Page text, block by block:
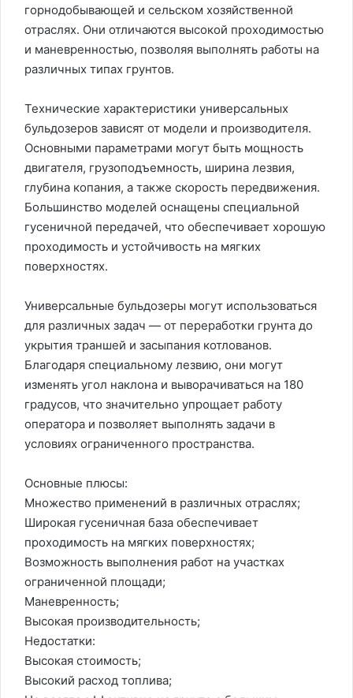
горнодобывающей и сельском хозяйственной
отраслях. Они отличаются высокой проходимостью
и маневренностью, позволяя выполнять работы на
различных типах грунтов.
Технические характеристики универсальных
бульдозеров зависят от модели и производителя.
Основными параметрами могут быть мощность
двигателя, грузоподъемность, ширина лезвия,
глубина копания, а также скорость передвижения.
Большинство моделей оснащены специальной
гусеничной передачей, что обеспечивает хорошую
проходимость и устойчивость на мягких
поверхностях.
Универсальные бульдозеры могут использоваться
для различных задач — от переработки грунта до
укрытия траншей и засыпания котлованов.
Благодаря специальному лезвию, они могут
изменять угол наклона и выворачиваться на 180
градусов, что значительно упрощает работу
оператора и позволяет выполнять задачи в
условиях ограниченного пространства.
Основные плюсы:
Множество применений в различных отраслях;
Широкая гусеничная база обеспечивает
проходимость на мягких поверхностях;
Возможность выполнения работ на участках
ограниченной площади;
Маневренность;
Высокая производительность;
Недостатки:
Высокая стоимость;
Высокий расход топлива;